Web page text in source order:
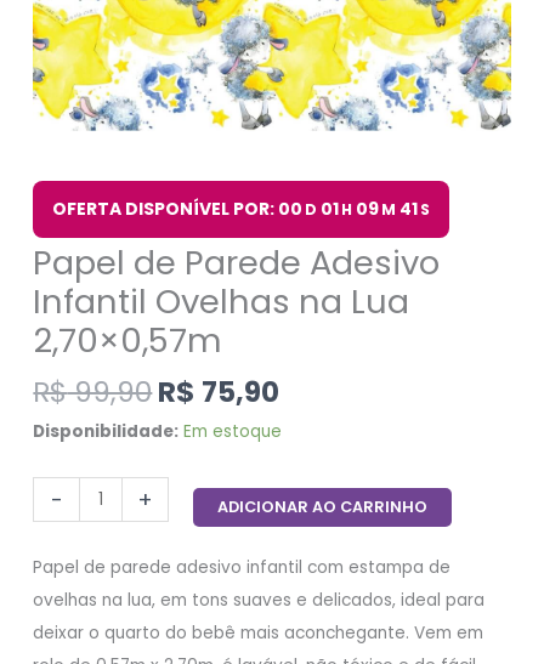
OFERTA DISPONÍVEL POR: 00 D 01H 09M 40S
Papel de Parede Adesivo
Infantil Ovelhas na Lua
2,70×0,57m
R$99,90R$ 75,90
Disponibilidade: Em estoque
- + ADICIONAR AO CARRINHO
Papel de parede adesivo infantil com estampa de
ovelhas na lua, em tons suaves e delicados, ideal para
deixar o quarto do bebê mais aconchegante. Vem em